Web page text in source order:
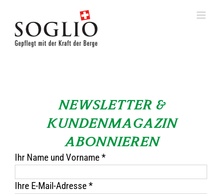
content
NEWSLETTER &
KUNDENMAGAZIN
ABONNIEREN
Ihr Name und Vorname *
Ihre E-Mail-Adresse *